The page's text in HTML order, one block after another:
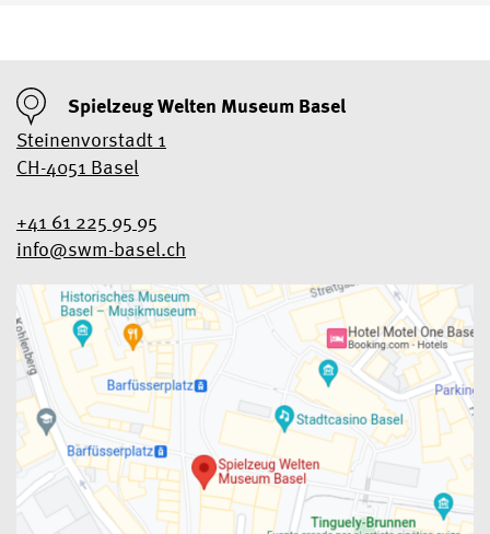
Spielzeug Welten Museum Basel
Steinenvorstadt 1
CH-4051 Basel
+41 61 225 95 95
info@swm-basel.ch